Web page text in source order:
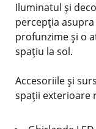
Iluminatul și
percepția
profunzime și o
spațiu la sol.
Accesoriile și
spații exterioare